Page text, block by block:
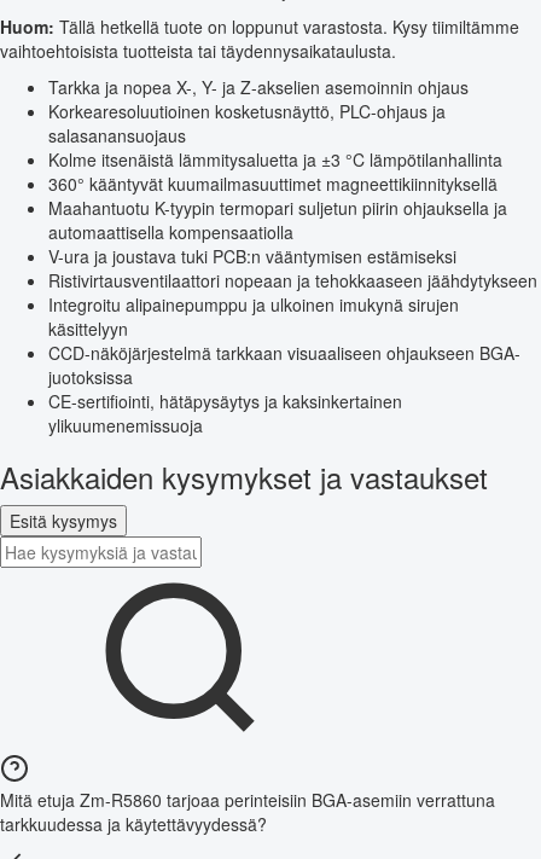
Huom: Tällä hetkellä tuote on loppunut varastosta. Kysy tiimiltämme
vaihtoehtoisista tuotteista tai täydennysaikataulusta.
Tarkka ja nopea X-, Y- ja Z-akselien asemoinnin ohjaus
Korkearesoluutioinen kosketusnäyttö, PLC-ohjaus ja
salasanansuojaus
Kolme itsenäistä lämmitysaluetta ja ±3 °C lämpötilanhallinta
360° kääntyvät kuumailmasuuttimet magneettikiinnityksellä
Maahantuotu K-tyypin termopari suljetun piirin ohjauksella ja
automaattisella kompensaatiolla
V-ura ja joustava tuki PCB:n vääntymisen estämiseksi
Ristivirtausventilaattori nopeaan ja tehokkaaseen jäähdytykseen
Integroitu alipainepumppu ja ulkoinen imukynä sirujen
käsittelyyn
CCD-näköjärjestelmä tarkkaan visuaaliseen ohjaukseen BGA-
juotoksissa
CE-sertifiointi, hätäpysäytys ja kaksinkertainen
ylikuumenemissuoja
Asiakkaiden kysymykset ja vastaukset
Esitä kysymys
Mitä etuja Zm-R5860 tarjoaa perinteisiin BGA-asemiin verrattuna
tarkkuudessa ja käytettävyydessä?